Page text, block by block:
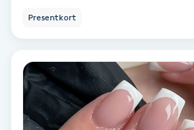
Hot Stone Massage
Hot yoga
Presentkort